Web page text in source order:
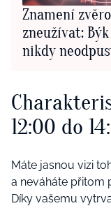
Znamení
zneužívat:
nikdy
12:00 do
Máte jasnou vizi
a neváháte přitom
Díky vašemu